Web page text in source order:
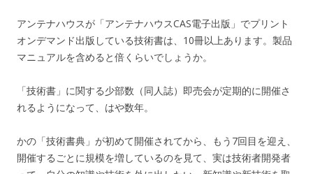
アンテナハウスが「アンテナハウスCAS電子出版」でプリント
オンデマンド出版している技術書は、10冊以上あります。製品
マニュアルを含めると倍くらいでしょうか。
「技術書」に関する少部数（同人誌）即売会が定期的に開催さ
れるようになって、はや数年。
かの「技術書典」が初めて開催されてから、もう7回目を迎え、
開催するごとに規模を増しているのを見て、実は技術者開発者